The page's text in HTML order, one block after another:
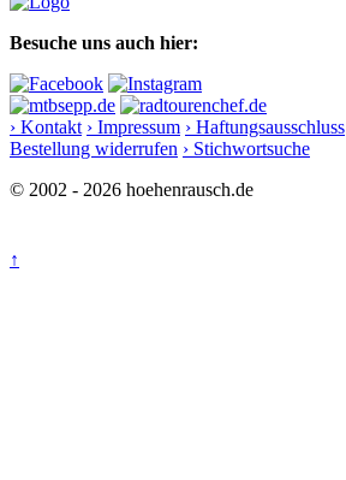
Besuche uns auch hier:
› Kontakt › Impressum › Haftungsausschluss
Bestellung widerrufen › Stichwortsuche
© 2002 - 2026 hoehenrausch.de
↑